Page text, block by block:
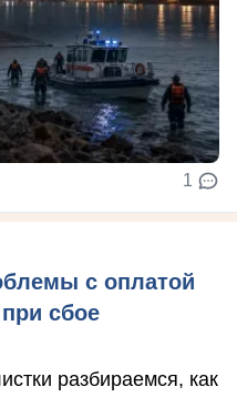
1
с оплатой
сбое
разбираемся, как